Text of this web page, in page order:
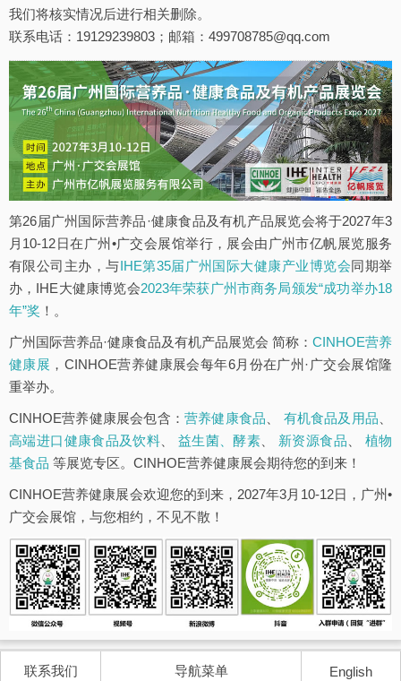
我们将核实情况后进行相关删除。
联系电话：19129239803；邮箱：499708785@qq.com
第26届广州国际营养品·健康食品及有机产品展览会将于2027年3
月10-12日在广州•广交会展馆举行，展会由广州市亿帆展览服务
有限公司主办，与IHE第35届广州国际大健康产业博览会同期举
办，IHE大健康博览会2023年荣获广州市商务局颁发“成功举办18
年”奖 ！。
广州国际营养品·健康食品及有机产品展览会 简称： CINHOE营养
健康展 ，CINHOE营养健康展会每年6月份在广州·广交会展馆隆
重举办。
CINHOE营养健康展会包含： 营养健康食品 有机食品及用品
高端进口健康食品及饮料
益生菌、酵素 新资源食品
植物
基食品 等展览专区。CINHOE营养健康展会期待您的到来！
CINHOE营养健康展会欢迎您的到来，2027年3月10-12日，广州•
广交会展馆，与您相约，不见不散！
联系我们 导航菜单 English